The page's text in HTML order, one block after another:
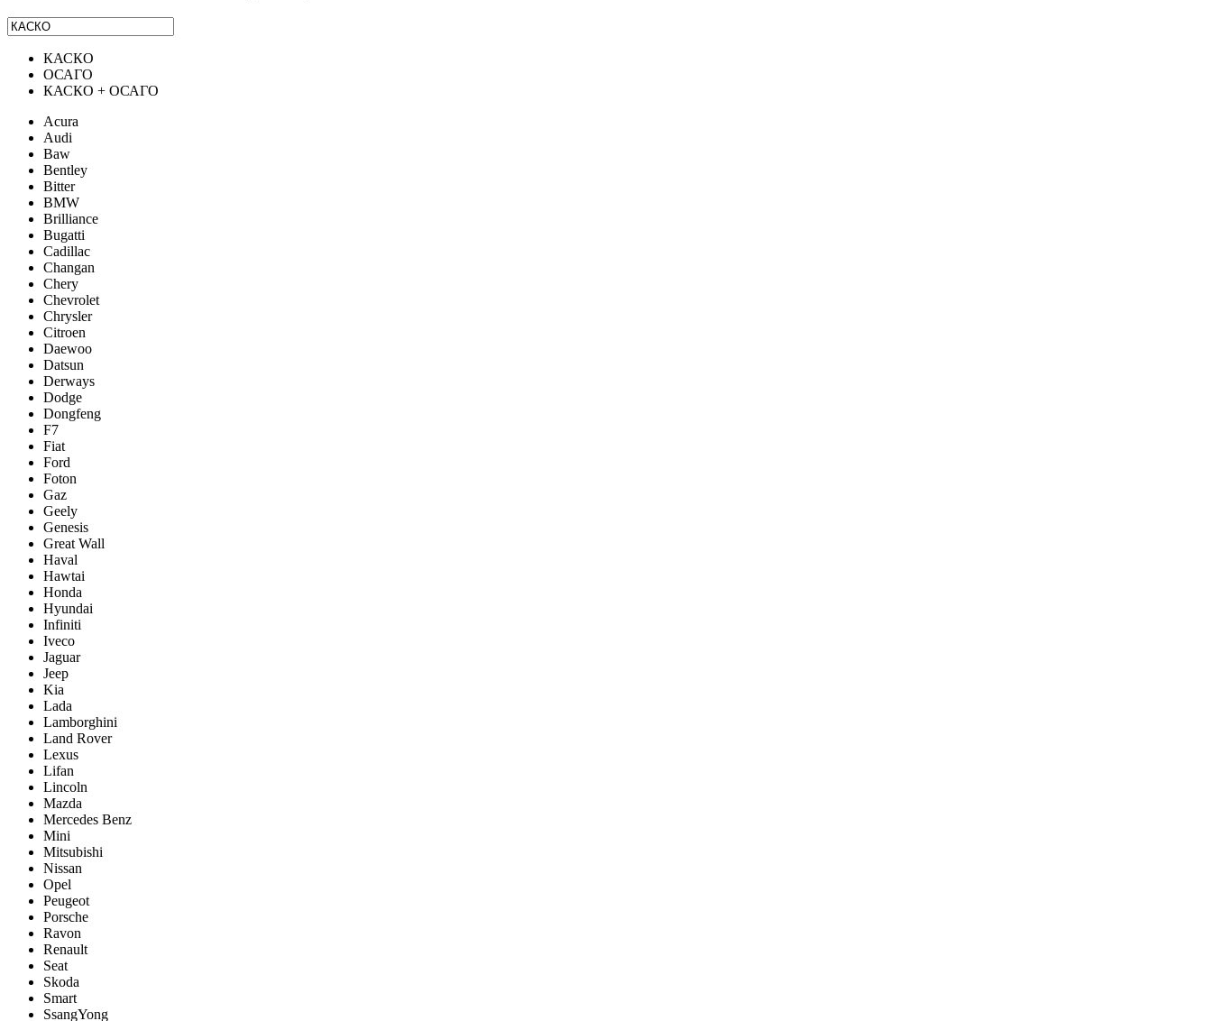
КАСКО
ОСАГО
КАСКО + ОСАГО
Acura
Audi
Baw
Bentley
Bitter
BMW
Brilliance
Bugatti
Cadillac
Changan
Chery
Chevrolet
Chrysler
Citroen
Daewoo
Datsun
Derways
Dodge
Dongfeng
F7
Fiat
Ford
Foton
Gaz
Geely
Genesis
Great Wall
Haval
Hawtai
Honda
Hyundai
Infiniti
Iveco
Jaguar
Jeep
Kia
Lada
Lamborghini
Land Rover
Lexus
Lifan
Lincoln
Mazda
Mercedes Benz
Mini
Mitsubishi
Nissan
Opel
Peugeot
Porsche
Ravon
Renault
Seat
Skoda
Smart
SsangYong